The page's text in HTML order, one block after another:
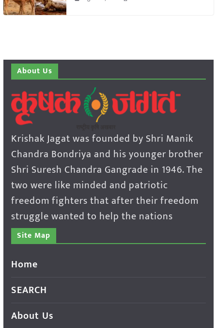
About Us
Krishak Jagat was founded by Shri Manik
Chandra Bondriya and his younger brother
Shri Suresh Chandra Gangrade in 1946. The
two were like minded and patriotic
freedom fighters that after their freedom
struggle wanted to help the nations
Site Map
Home
SEARCH
About Us